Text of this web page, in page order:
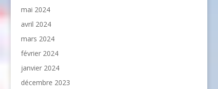
mai 2024
avril 2024
mars 2024
février 2024
janvier 2024
décembre 2023